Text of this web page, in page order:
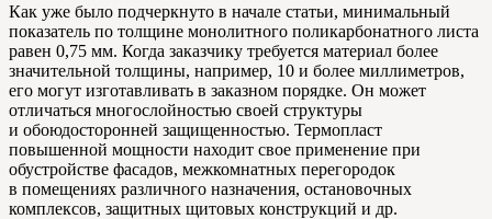
Как уже было подчеркнуто в начале статьи, минимальный
показатель по толщине монолитного поликарбонатного листа
равен 0,75 мм. Когда заказчику требуется материал более
значительной толщины, например, 10 и более миллиметров,
его могут изготавливать в заказном порядке. Он может
отличаться многослойностью своей структуры
и обоюдосторонней защищенностью. Термопласт
повышенной мощности находит свое применение при
обустройстве фасадов, межкомнатных перегородок
в помещениях различного назначения, остановочных
комплексов, защитных щитовых конструкций и др.